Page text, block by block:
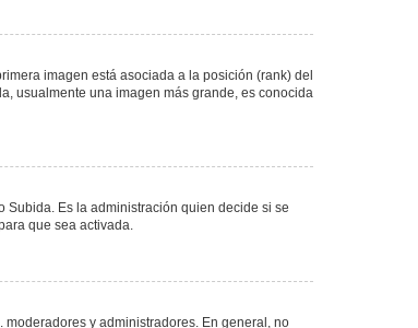
imagen está asociada a la posición (rank) del
usualmente una imagen más grande, es conocida
Subida. Es la administración quien decide si se
que sea activada.
y administradores. En general, no